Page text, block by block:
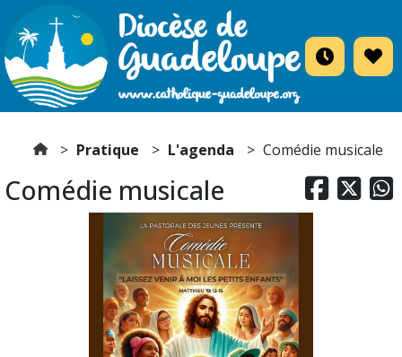
Pratique L'agenda Comédie musicale
  
Comédie musicale